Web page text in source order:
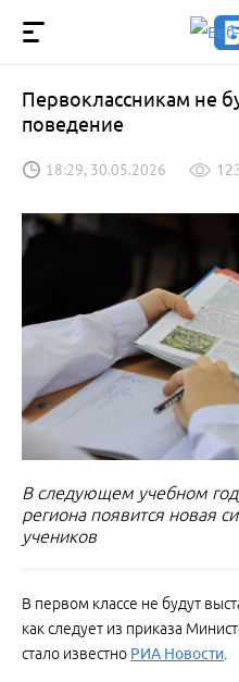
Первоклассникам не
поведение
18:29, 30.05.2026
В следующем учебном
региона появится новая
учеников
В первом классе не будут
как следует из приказа
стало известно РИА Новости.